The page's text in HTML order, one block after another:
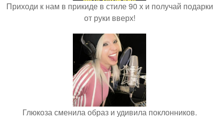
Приходи к нам в прикиде в стиле 90 х и получай подарки
от руки вверх!
Глюкоза сменила образ и удивила поклонников.